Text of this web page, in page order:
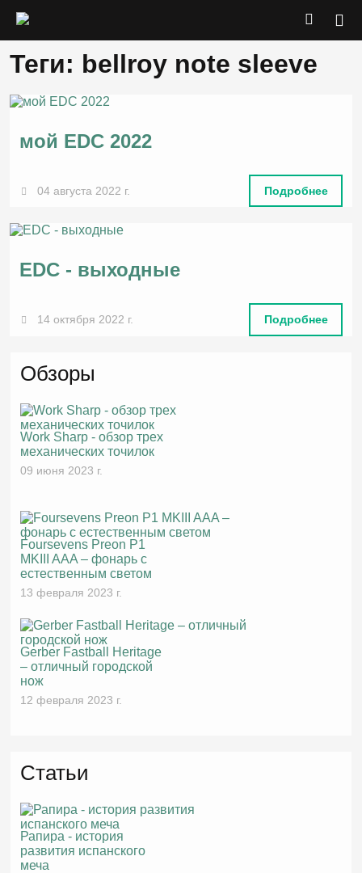
Теги: bellroy note sleeve
мой EDC 2022
04 августа 2022 г. Подробнее
EDC - выходные
14 октября 2022 г. Подробнее
Обзоры
Work Sharp - обзор трех
механических точилок
09 июня 2023 г.
Foursevens Preon P1
MKIII AAA – фонарь с
естественным светом
13 февраля 2023 г.
Gerber Fastball Heritage
– отличный городской
нож
12 февраля 2023 г.
Статьи
Рапира - история
развития испанского
меча